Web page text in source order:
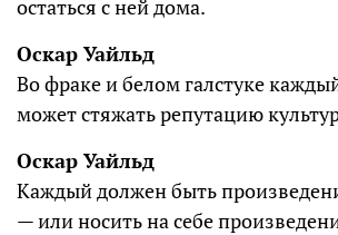
остаться с ней дома.
Оскар Уайльд
Во фраке и белом галстуке
может стяжать репутацию
Оскар Уайльд
Каждый должен быть
— или носить на себе